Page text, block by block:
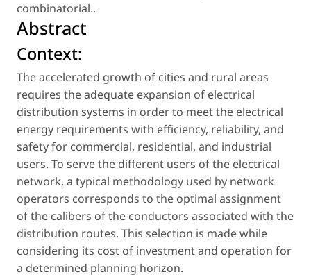
combinatorial..
Abstract
Context:
The accelerated growth of cities and rural areas
requires the adequate expansion of electrical
distribution systems in order to meet the electrical
energy requirements with efficiency, reliability, and
safety for commercial, residential, and industrial
users. To serve the different users of the electrical
network, a typical methodology used by network
operators corresponds to the optimal assignment
of the calibers of the conductors associated with the
distribution routes. This selection is made while
considering its cost of investment and operation for
a determined planning horizon.